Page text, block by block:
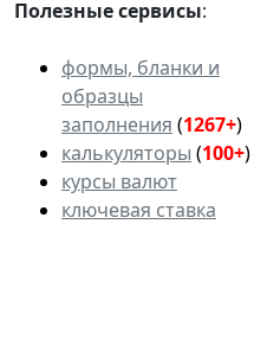
Полезные сервисы:
формы, бланки и
образцы
заполнения (1267+)
калькуляторы (100+)
курсы валют
ключевая ставка